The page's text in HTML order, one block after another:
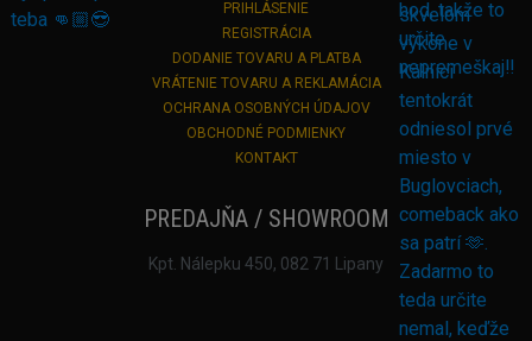
PRIHLÁSENIE
REGISTRÁCIA
DODANIE TOVARU A PLATBA
VRÁTENIE TOVARU A REKLAMÁCIA
OCHRANA OSOBNÝCH ÚDAJOV
OBCHODNÉ PODMIENKY
KONTAKT
PREDAJŇA / SHOWROOM
Kpt. Nálepku 450, 082 71 Lipany